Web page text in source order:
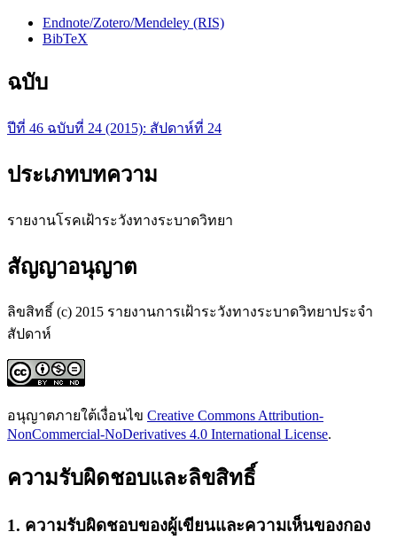
Endnote/Zotero/Mendeley (RIS)
BibTeX
ฉบับ
ปีที่ 46 ฉบับที่ 24 (2015): สัปดาห์ที่ 24
ประเภทบทความ
รายงานโรคเฝ้าระวังทางระบาดวิทยา
สัญญาอนุญาต
ลิขสิทธิ์ (c) 2015 รายงานการเฝ้าระวังทางระบาดวิทยาประจำ
สัปดาห์
อนุญาตภายใต้เงื่อนไข Creative Commons Attribution-
NonCommercial-NoDerivatives 4.0 International License.
ความรับผิดชอบและลิขสิทธิ์
1. ความรับผิดชอบของผู้เขียนและความเห็นของกอง